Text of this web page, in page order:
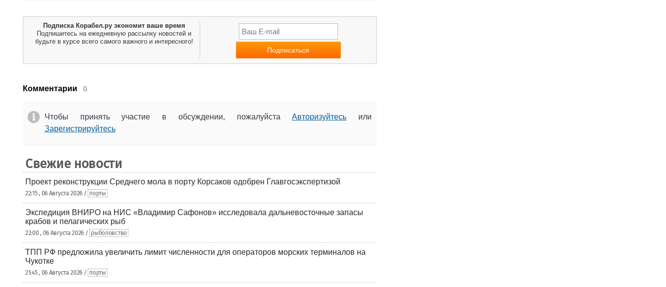
Подписка Корабел.ру экономит ваше время
Подпишитесь на ежедневную рассылку новостей и
будьте в курсе всего самого важного и интересного!
Комментарии 0.
Чтобы принять участие в обсуждении, пожалуйстаАвторизуйтесь или
Зарегистрируйтесь
Свежие новости
Проект реконструкции Среднего мола в порту Корсаков одобрен Главгосэкспертизой
22:15 , 06 Августа 2026 / порты
Экспедиция ВНИРО на НИС «Владимир Сафонов» исследовала дальневосточные запасы
крабов и пелагических рыб
22:00 , 06 Августа 2026 / рыболовство
ТПП РФ предложила увеличить лимит численности для операторов морских терминалов на
Чукотке
21:45 , 06 Августа 2026 / порты